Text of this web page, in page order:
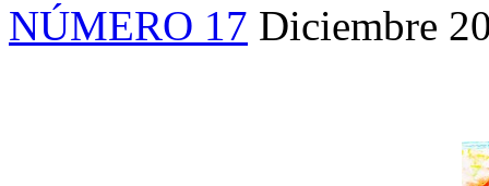
NÚMERO 17 Diciembre